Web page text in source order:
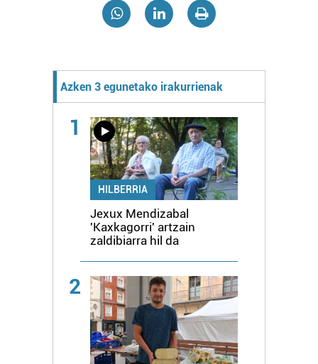
Azken 3 egunetako irakurrienak
1
HILBERRIA
Jexux Mendizabal
'Kaxkagorri' artzain
zaldibiarra hil da
2